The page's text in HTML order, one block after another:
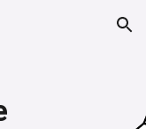
Skip to navigation